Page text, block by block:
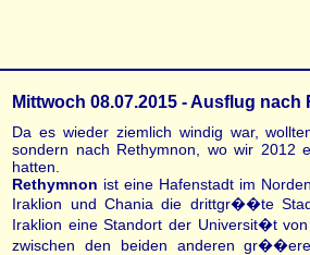
Mittwoch 08.07.2015 - Ausflug nach
Da es wieder ziemlich windig war,
sondern nach Rethymnon, wo wir 2012
hatten.
Rethymnon ist eine Hafenstadt im
Iraklion und Chania die drittgr��te
Iraklion eine Standort der Universit�t
zwischen den beiden anderen